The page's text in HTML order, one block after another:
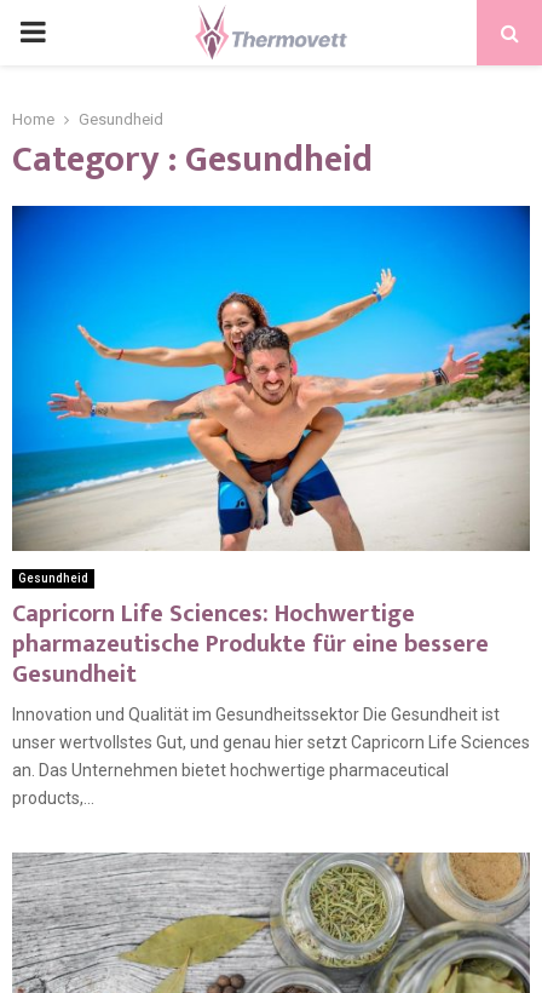
PRIMARY
Home Gesundheid
Category : Gesundheid
Gesundheid
Capricorn Life Sciences: Hochwertige
pharmazeutische Produkte für eine bessere
Gesundheit
Innovation und Qualität im Gesundheitssektor Die Gesundheit ist
unser wertvollstes Gut, und genau hier setzt Capricorn Life Sciences
an. Das Unternehmen bietet hochwertige pharmaceutical
products,...